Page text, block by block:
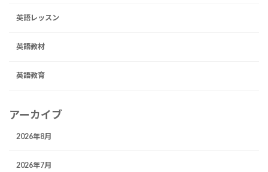
英語レッスン
英語教材
英語教育
アーカイブ
2026年8月
2026年7月